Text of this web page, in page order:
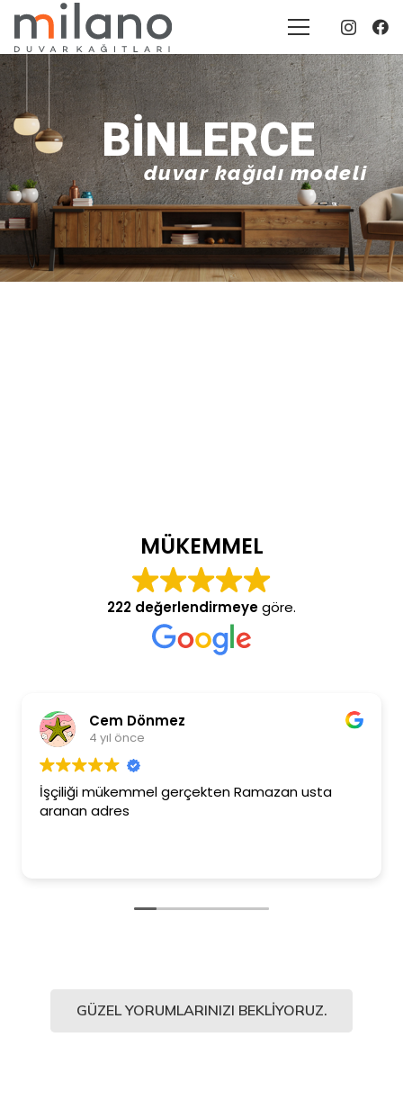
BINLERCE
duvar kağıdı modeli
MÜKEMMEL
222 değerlendirmeyegöre.
Cem Dönmez
4 yıl önce
İşçiliği mükemmel gerçekten Ramazan usta
aranan adres
GÜZEL YORUMLARINIZI BEKLIYORUZ.